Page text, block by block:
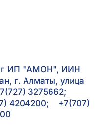
ИП "АМОН", ИИН
г. Алматы, улица
3275662;
4204200; +7(707)